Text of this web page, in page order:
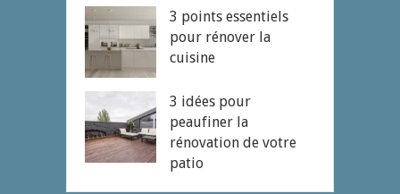
3 points essentiels
pour rénover la
cuisine
3 idées pour
peaufiner la
rénovation de votre
patio